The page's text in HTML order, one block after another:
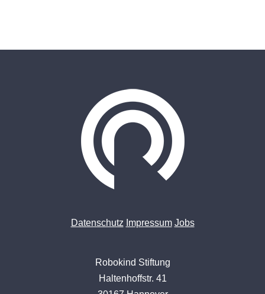
Datenschutz Impressum Jobs
Robokind Stiftung
Haltenhoffstr. 41